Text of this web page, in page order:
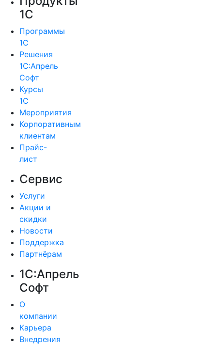
1С
Программы
1С
Решения
1С:Апрель
Софт
Курсы
1С
Мероприятия
Корпоративным
клиентам
Прайс-
лист
Сервис
Услуги
Акции и
скидки
Новости
Поддержка
Партнёрам
1С:Апрель
Софт
О
компании
Карьера
Внедрения